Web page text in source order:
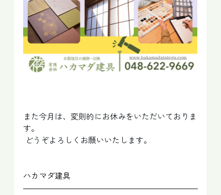
また今月は、変則的にお休みをいただいておりま
す。
どうぞよろしくお願いいたします。
ハカマダ建具